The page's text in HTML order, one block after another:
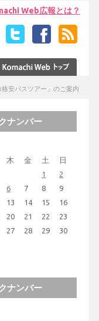
Web広報とは？
格安バスツアー」のご案内
ナンバー
木 金 土 日
1
2
6 7 8
9
13 14 15
16
20 21 22
23
27 28 29
30
ナンバー